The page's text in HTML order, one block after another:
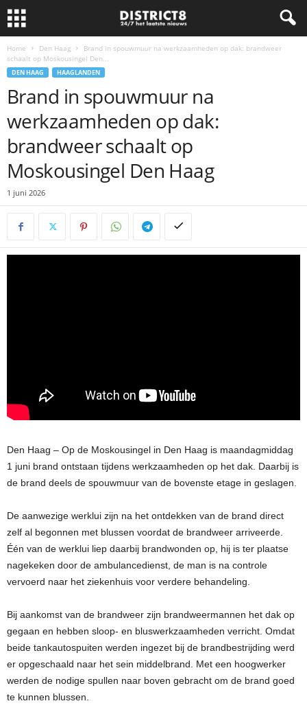
Home Den Haag
Brand in spouwmuur na werkzaamheden op dak: brandweer
schaalt op Moskousingel Den...
DEN HAAG HAAGLANDEN
Brand in spouwmuur na
werkzaamheden op dak:
brandweer schaalt op
Moskousingel Den Haag
1 juni 2026
Den Haag – Op de Moskousingel in Den Haag is maandagmiddag
1 juni brand ontstaan tijdens werkzaamheden op het dak. Daarbij is
de brand deels de spouwmuur van de bovenste etage in geslagen.
De aanwezige werklui zijn na het ontdekken van de brand direct
zelf al begonnen met blussen voordat de brandweer arriveerde.
Één van de werklui liep daarbij brandwonden op, hij is ter plaatse
nagekeken door de ambulancedienst, de man is na controle
vervoerd naar het ziekenhuis voor verdere behandeling.
Bij aankomst van de brandweer zijn brandweermannen het dak op
gegaan en hebben sloop- en bluswerkzaamheden verricht. Omdat
beide tankautospuiten werden ingezet bij de brandbestrijding werd
er opgeschaald naar het sein middelbrand. Met een hoogwerker
werden de nodige spullen naar boven gebracht om de brand goed
te kunnen blussen.